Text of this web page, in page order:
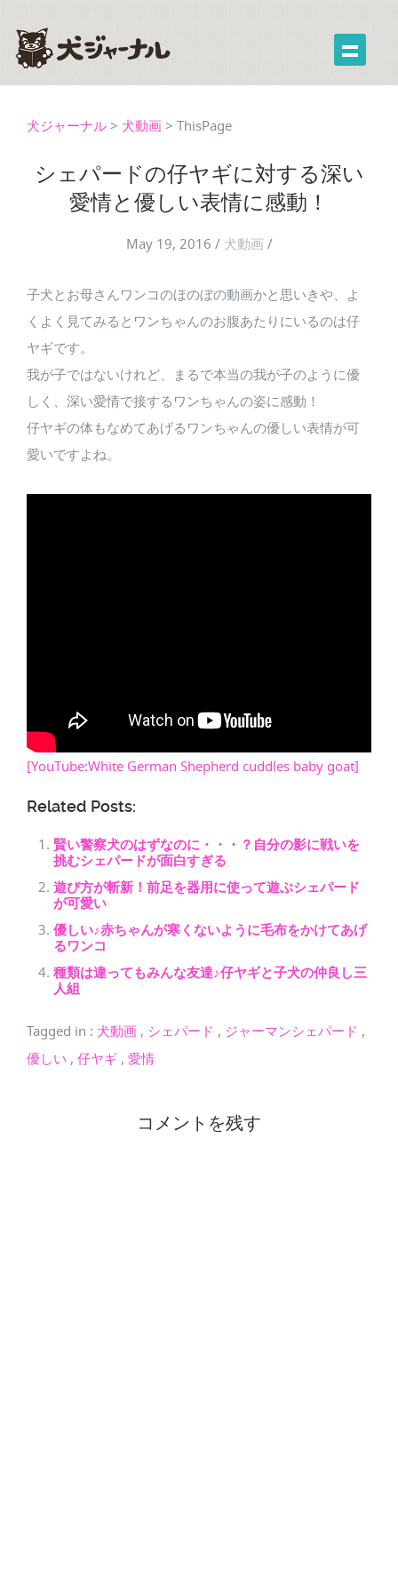
犬ジャーナル > 犬動画 > ThisPage
シェパードの仔ヤギに対する深い
愛情と優しい表情に感動！
May 19, 2016 / 犬動画 /
子犬とお母さんワンコのほのぼの動画かと思いきや、よ
くよく見てみるとワンちゃんのお腹あたりにいるのは仔
ヤギです。
我が子ではないけれど、まるで本当の我が子のように優
しく、深い愛情で接するワンちゃんの姿に感動！
仔ヤギの体もなめてあげるワンちゃんの優しい表情が可
愛いですよね。
[YouTube:White German Shepherd cuddles baby goat]
Related Posts:
賢い警察犬のはずなのに・・・？自分の影に戦いを
挑むシェパードが面白すぎる
遊び方が斬新！前足を器用に使って遊ぶシェパード
が可愛い
優しい♪赤ちゃんが寒くないように毛布をかけてあげ
るワンコ
種類は違ってもみんな友達♪仔ヤギと子犬の仲良し三
人組
Tagged in : 犬動画 , シェパード , ジャーマンシェパード ,
優しい , 仔ヤギ , 愛情
コメントを残す